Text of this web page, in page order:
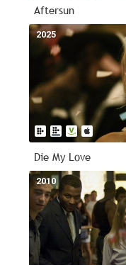
Aftersun
2025
Die My Love
2010